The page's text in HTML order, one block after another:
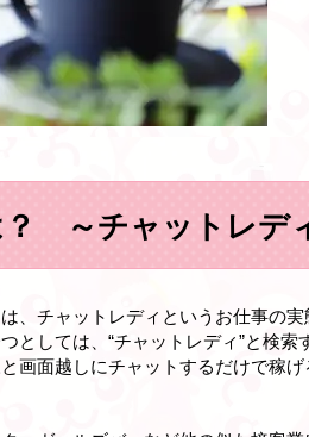
～チャットレデ
、チャットレディというお仕事の
しては、“チャットレディ”と検索
画面越しにチャットするだけで稼